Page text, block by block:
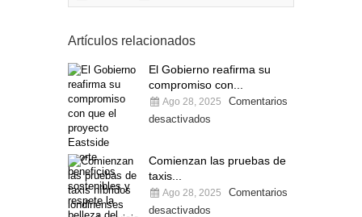
Artículos relacionados
El Gobierno reafirma su
compromiso con...
Ago 28, 2025
Comentarios
desactivados
Comienzan las pruebas de
taxis...
Ago 28, 2025
Comentarios
desactivados